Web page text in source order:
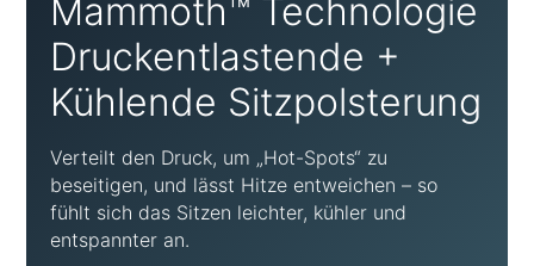
Mammoth™ Technologie
Druckentlastende +
Kühlende Sitzpolsterung
Verteilt den Druck, um „Hot-Spots“ zu
beseitigen, und lässt Hitze entweichen – so
fühlt sich das Sitzen leichter, kühler und
entspannter an.